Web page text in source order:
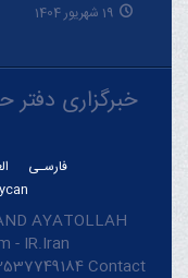
19 شهریور 1404
خبرگزاری
فارسـی
AYATOLLAH
- IR.Iran.
Contact